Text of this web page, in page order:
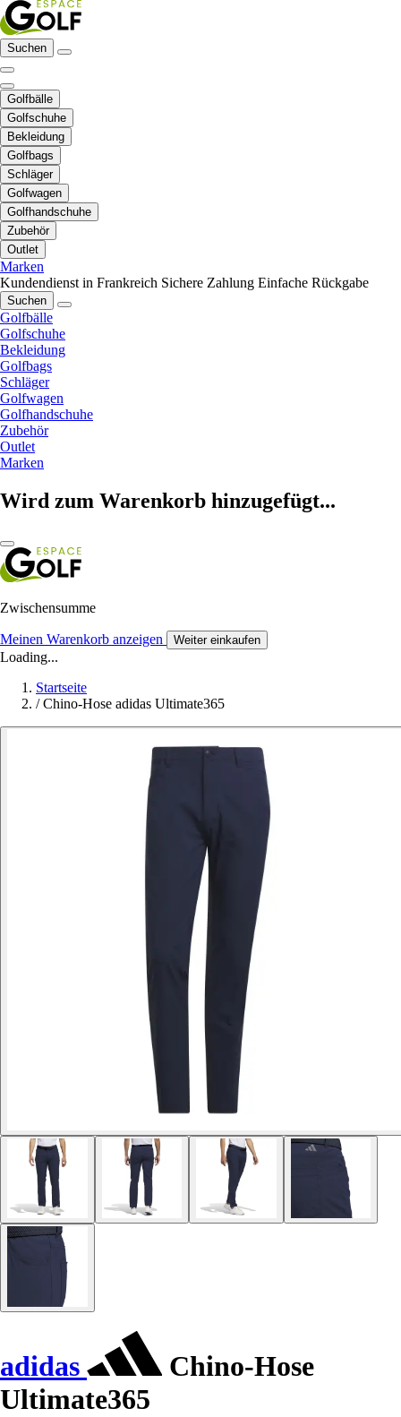
Suchen
Golfbälle
Golfschuhe
Bekleidung
Golfbags
Schläger
Golfwagen
Golfhandschuhe
Zubehör
Outlet
Marken
Kundendienst in Frankreich Sichere Zahlung Einfache Rückgabe
Suchen
Golfbälle
Golfschuhe
Bekleidung
Golfbags
Schläger
Golfwagen
Golfhandschuhe
Zubehör
Outlet
Marken
Wird zum Warenkorb hinzugefügt...
Zwischensumme
Meinen Warenkorb anzeigen Weiter einkaufen
Loading...
Startseite
/ Chino-Hose adidas Ultimate365
adidas
Chino-Hose
Ultimate365